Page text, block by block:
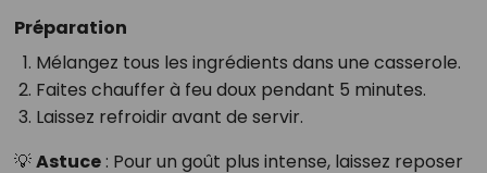
Préparation
Mélangez tous les ingrédients dans une casserole.
Faites chauffer à feu doux pendant 5 minutes.
Laissez refroidir avant de servir.
💡Astuce: Pour un goût plus intense, laissez reposer